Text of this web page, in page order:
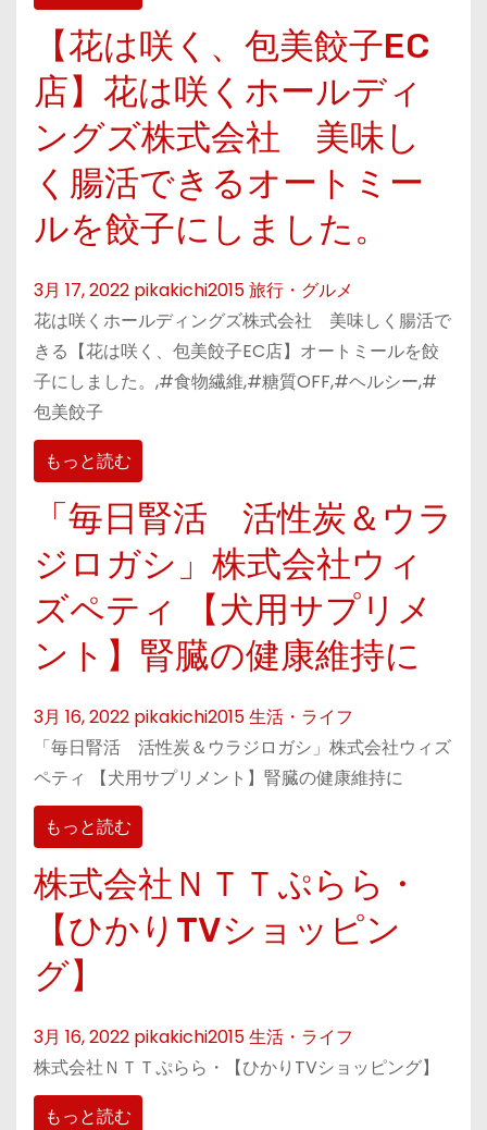
【花は咲く、包美餃子EC
店】花は咲くホールディ
ングズ株式会社 美味し
く腸活できるオートミー
ルを餃子にしました。
3月 17, 2022 pikakichi2015旅行・グルメ
花は咲くホールディングズ株式会社 美味しく腸活で
きる【花は咲く、包美餃子EC店】オートミールを餃
子にしました。,#食物繊維,#糖質OFF,#ヘルシー,#
包美餃子
もっと読む
「毎日腎活 活性炭＆ウラ
ジロガシ」株式会社ウィ
ズペティ 【犬用サプリメ
ント】腎臓の健康維持に
3月 16, 2022 pikakichi2015生活・ライフ
「毎日腎活 活性炭＆ウラジロガシ」株式会社ウィズ
ペティ 【犬用サプリメント】腎臓の健康維持に
もっと読む
株式会社ＮＴＴぷらら・
【ひかりTVショッピン
グ】
3月 16, 2022 pikakichi2015生活・ライフ
株式会社ＮＴＴぷらら・【ひかりTVショッピング】
もっと読む